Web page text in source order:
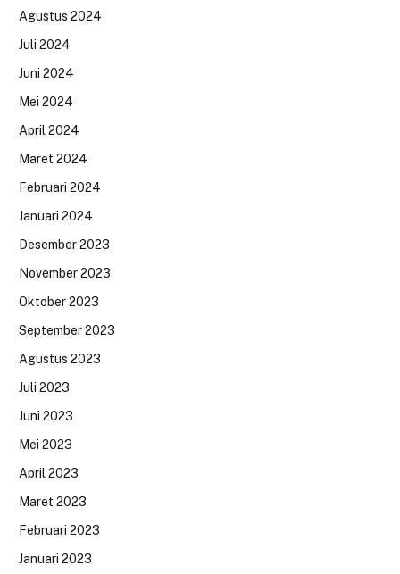
Agustus 2024
Juli 2024
Juni 2024
Mei 2024
April 2024
Maret 2024
Februari 2024
Januari 2024
Desember 2023
November 2023
Oktober 2023
September 2023
Agustus 2023
Juli 2023
Juni 2023
Mei 2023
April 2023
Maret 2023
Februari 2023
Januari 2023